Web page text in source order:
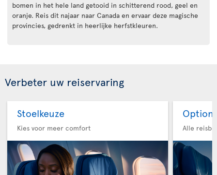
bomen in het hele land getooid in schitterend rood, geel en
oranje. Reis dit najaar naar Canada en ervaar deze magische
provincies, gedrenkt in heerlijke herfstkleuren.
Verbeter uw reiservaring
Stoelkeuze
Kies voor meer comfort
Option
Alle